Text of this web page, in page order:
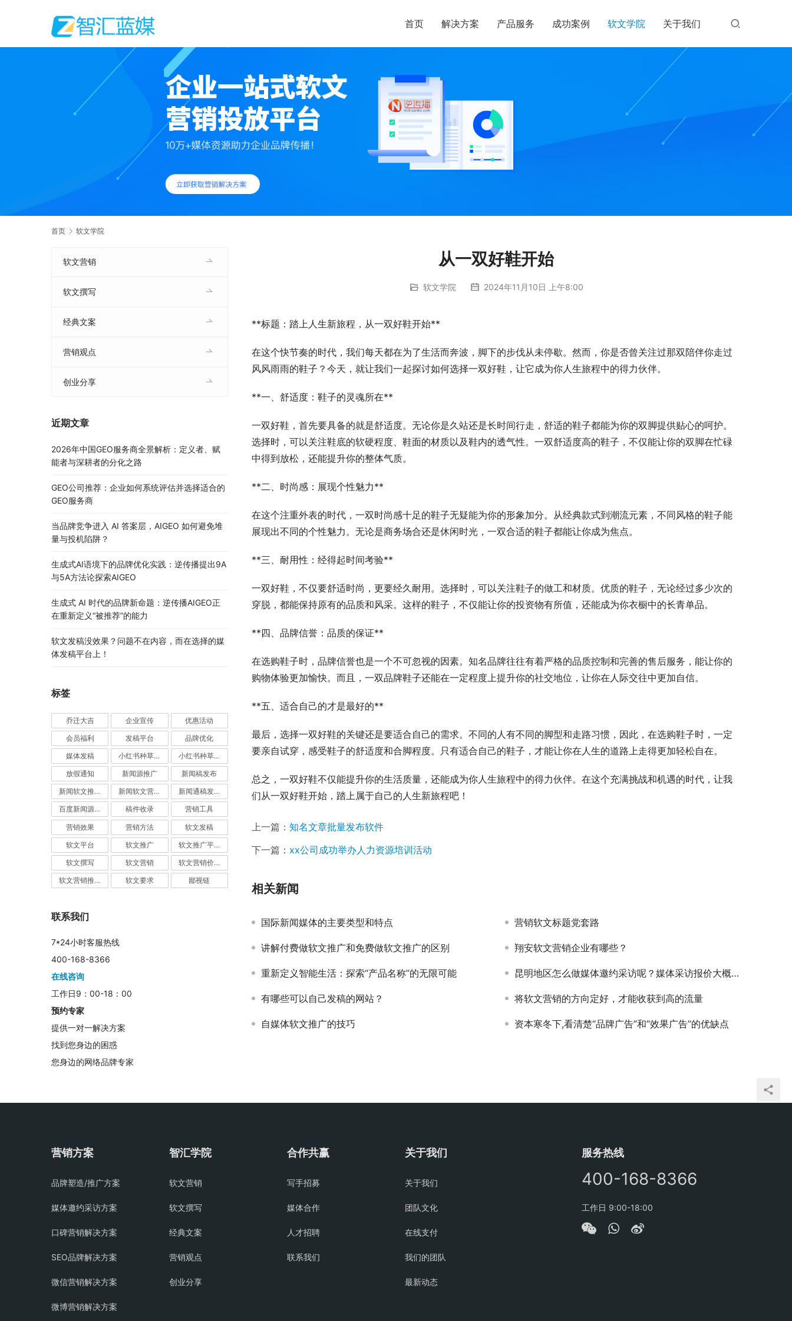
首页 解决方案 产品服务 成功案例 软文学院 关于我们
首页 软文学院
从一双好鞋开始
软文学院 2024年11月10日 上午8:00
**标题：踏上人生新旅程，从一双好鞋开始**
在这个快节奏的时代，我们每天都在为了生活而奔波，脚下的步伐从未停歇。然而，你是否曾关注过那双陪伴你走过
风风雨雨的鞋子？今天，就让我们一起探讨如何选择一双好鞋，让它成为你人生旅程中的得力伙伴。
**一、舒适度：鞋子的灵魂所在**
一双好鞋，首先要具备的就是舒适度。无论你是久站还是长时间行走，舒适的鞋子都能为你的双脚提供贴心的呵护。
选择时，可以关注鞋底的软硬程度、鞋面的材质以及鞋内的透气性。一双舒适度高的鞋子，不仅能让你的双脚在忙碌
中得到放松，还能提升你的整体气质。
**二、时尚感：展现个性魅力**
在这个注重外表的时代，一双时尚感十足的鞋子无疑能为你的形象加分。从经典款式到潮流元素，不同风格的鞋子能
展现出不同的个性魅力。无论是商务场合还是休闲时光，一双合适的鞋子都能让你成为焦点。
**三、耐用性：经得起时间考验**
一双好鞋，不仅要舒适时尚，更要经久耐用。选择时，可以关注鞋子的做工和材质。优质的鞋子，无论经过多少次的
穿脱，都能保持原有的品质和风采。这样的鞋子，不仅能让你的投资物有所值，还能成为你衣橱中的长青单品。
**四、品牌信誉：品质的保证**
在选购鞋子时，品牌信誉也是一个不可忽视的因素。知名品牌往往有着严格的品质控制和完善的售后服务，能让你的
购物体验更加愉快。而且，一双品牌鞋子还能在一定程度上提升你的社交地位，让你在人际交往中更加自信。
**五、适合自己的才是最好的**
最后，选择一双好鞋的关键还是要适合自己的需求。不同的人有不同的脚型和走路习惯，因此，在选购鞋子时，一定
要亲自试穿，感受鞋子的舒适度和合脚程度。只有适合自己的鞋子，才能让你在人生的道路上走得更加轻松自在。
总之，一双好鞋不仅能提升你的生活质量，还能成为你人生旅程中的得力伙伴。在这个充满挑战和机遇的时代，让我
们从一双好鞋开始，踏上属于自己的人生新旅程吧！
上一篇： 知名文章批量发布软件
下一篇： xx公司成功举办人力资源培训活动
相关新闻
国际新闻媒体的主要类型和特点 营销软文标题党套路
讲解付费做软文推广和免费做软文推广的区别 翔安软文营销企业有哪些？
重新定义智能生活：探索“产品名称”的无限可能 昆明地区怎么做媒体邀约采访呢？媒体采访报价大概多少呢
有哪些可以自己发稿的网站？ 将软文营销的方向定好，才能收获到高的流量
自媒体软文推广的技巧 资本寒冬下,看清楚“品牌广告”和“效果广告”的优缺点
软文营销
软文撰写
经典文案
营销观点
创业分享
近期文章
2026年中国GEO服务商全景解析：定义者、赋
能者与深耕者的分化之路
GEO公司推荐：企业如何系统评估并选择适合的
GEO服务商
当品牌竞争进入 AI 答案层，AIGEO 如何避免堆
量与投机陷阱？
生成式AI语境下的品牌优化实践：逆传播提出9A
与5A方法论探索AIGEO
生成式 AI 时代的品牌新命题：逆传播AIGEO正
在重新定义“被推荐”的能力
软文发稿没效果？问题不在内容，而在选择的媒
体发稿平台上！
标签
乔迁大吉 企业宣传 优惠活动
会员福利 发稿平台 品牌优化
媒体发稿 小红书种草推广 小红书种草营销
放假通知 新闻源推广 新闻稿发布
新闻软文推广发稿 新闻软文营销推广 新闻通稿发布推广
百度新闻源发布 稿件收录 营销工具
营销效果 营销方法 软文发稿
软文平台 软文推广 软文推广平台
软文撰写 软文营销 软文营销价值
软文营销推广 软文要求 鄙视链
联系我们
7*24小时客服热线
400-168-8366
在线咨询
工作日9：00-18：00
预约专家
提供一对一解决方案
找到您身边的困惑
您身边的网络品牌专家
营销方案
品牌塑造/推广方案
媒体邀约采访方案
口碑营销解决方案
SEO品牌解决方案
微信营销解决方案
微博营销解决方案
智汇学院
软文营销
软文撰写
经典文案
营销观点
创业分享
合作共赢
写手招募
媒体合作
人才招聘
联系我们
关于我们
关于我们
团队文化
在线支付
我们的团队
最新动态
服务热线
400-168-8366
工作日 9:00-18:00